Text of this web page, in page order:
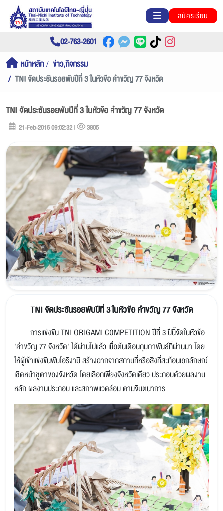
สมัครเรียน
02-763-2601
หน้าหลัก
ข่าว,กิจกรรม
TNI จัดประชันรอยพับปีที่ 3 ในหัวข้อ คำขวัญ 77 จังหวัด
TNI จัดประชันรอยพับปีที่ 3 ในหัวข้อ คำขวัญ 77 จังหวัด
21-Feb-2016 09:02:32 | 3805
TNI จัดประชันรอยพับปีที่ 3 ในหัวข้อ คำขวัญ 77 จังหวัด
การแข่งขัน TNI ORIGAMI COMPETITION ปีที่ 3 ปีนี้จัดในหัวข้อ
'คำขวัญ 77 จังหวัด' ได้ผ่านไปแล้ว เมื่อต้นเดือนกุมภาพันธ์ที่ผ่านมา โดย
ให้ผู้เข้าแข่งขันพับโอริงามิ สร้างฉากจากสถานที่หรือสิ่งที่สะท้อนเอกลักษณ์
เชิดหน้าชูตาของจังหวัด โดยเลือกเพียงจังหวัดเดียว ประกอบด้วยผลงาน
หลัก ผลงานประกอบ และสภาพแวดล้อม ตามจินตนาการ